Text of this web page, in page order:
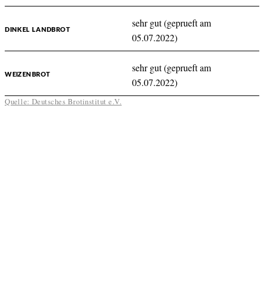
DINKEL LANDBROT
sehr gut (geprueft am
05.07.2022)
WEIZENBROT
sehr gut (geprueft am
05.07.2022)
Quelle: Deutsches Brotinstitut e.V.